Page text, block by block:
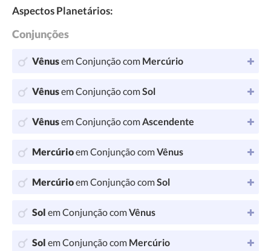
Aspectos Planetários:
Conjunções
Vênusem Conjunção com Mercúrio
Vênusem Conjunção comSol
Vênusem Conjunção comAscendente
Mercúrioem Conjunção comVênus
Mercúrioem Conjunção comSol
Sol em Conjunção comVênus
Sol em Conjunção com Mercúrio